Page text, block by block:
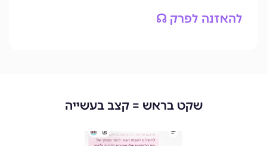
להאזנה לפרק ☊
שקט בראש = קצב בעשייה